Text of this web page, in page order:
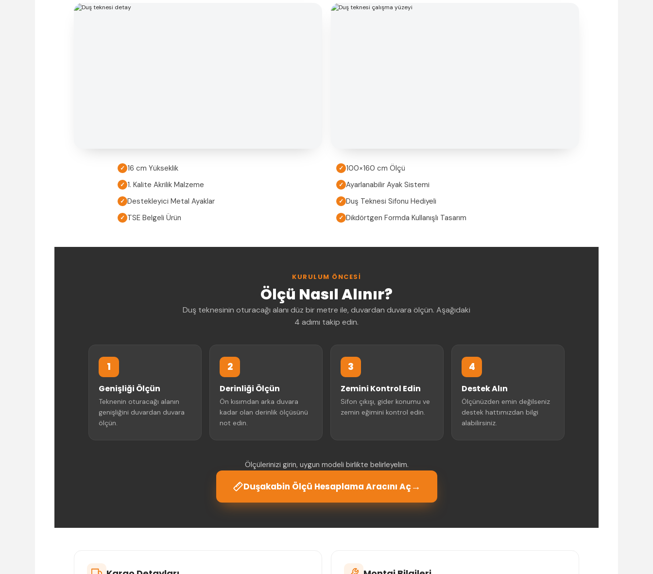
✓ 16 cm Yükseklik ✓ 100×160 cm Ölçü
✓ 1. Kalite Akrilik Malzeme ✓ Ayarlanabilir Ayak Sistemi
✓ Destekleyici Metal Ayaklar ✓ Duş Teknesi Sifonu Hediyeli
✓ TSE Belgeli Ürün ✓ Dikdörtgen Formda Kullanışlı Tasarım
KURULUM ÖNCESI
Ölçü Nasıl Alınır?
Duş teknesinin oturacağı alanı düz bir metre ile, duvardan duvara ölçün. Aşağıdaki
4 adımı takip edin.
1
Genişliği Ölçün
Teknenin oturacağı alanın
genişliğini duvardan duvara
ölçün.
2
Derinliği Ölçün
Ön kısımdan arka duvara
kadar olan derinlik ölçüsünü
not edin.
3
Zemini Kontrol Edin
Sifon çıkışı, gider konumu ve
zemin eğimini kontrol edin.
4
Destek Alın
Ölçünüzden emin değilseniz
destek hattımızdan bilgi
alabilirsiniz.
Ölçülerinizi girin, uygun modeli birlikte belirleyelim.
Duşakabin Ölçü Hesaplama Aracını Aç→